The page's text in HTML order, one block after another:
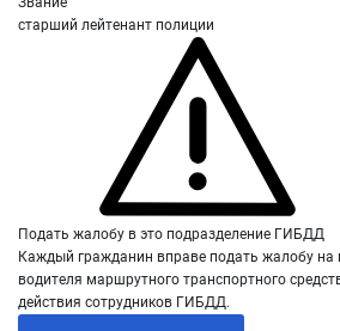
старший лейтенант полиции
Подать жалобу в это подразделение ГИБДД
Каждый гражданин вправе подать жалобу на
водителя маршрутного транспортного
действия сотрудников ГИБДД.